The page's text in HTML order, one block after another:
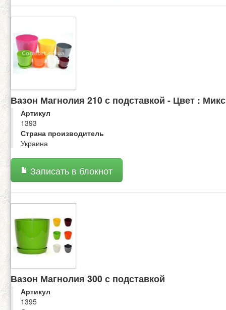
Вазон Магнолия 210 с подставкой - Цвет : Микс
Артикул
1393
Страна производитель
Украина
Записать в блокнот
Вазон Магнолия 300 с подставкой
Артикул
1395